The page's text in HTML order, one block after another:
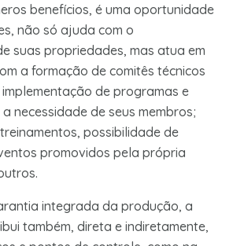
benefícios, é uma oportunidade
não só ajuda com o
suas propriedades, mas atua em
a formação de comitês técnicos
de programas e
necessidade de seus membros;
possibilidade de
promovidos pela própria
integrada da produção, a
também, direta e indiretamente,